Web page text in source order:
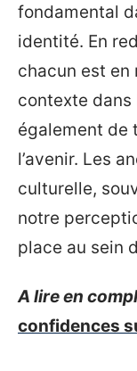
fondamental
identité. En
chacun est en
contexte dans
également de
l’avenir. Les
culturelle,
notre
place au sein
A lire en
confidences